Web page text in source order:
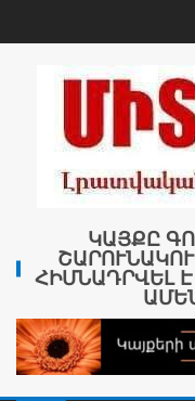
ԿԱՅՔԸ
ՀԻՄՆԱԴՐՎԵԼ Է